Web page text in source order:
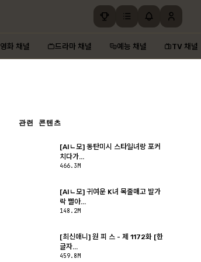
영화 채널 드라마 채널 예능 채널 TV 채널
관련 콘텐츠
[AIㄴ모] 동탄미시 스타일녀랑 포커
치다가...
466.3M
[AIㄴ모] 귀여운 K녀 목줄매고 발가
락 빨아...
148.2M
[최신애니] 원 피 스 - 제 1172화 [한
글자...
459.8M